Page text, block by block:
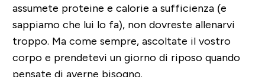
assumete proteine e calorie a sufficienza (e
sappiamo che lui lo fa), non dovreste allenarvi
troppo. Ma come sempre, ascoltate il vostro
corpo e prendetevi un giorno di riposo quando
pensate di averne bisogno.